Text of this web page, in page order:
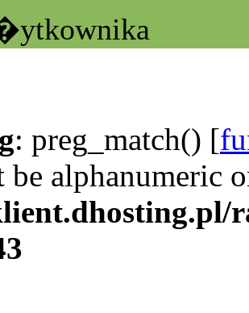
: preg_match() [
be alphanumeric